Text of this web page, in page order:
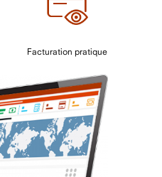
Facturation pratique